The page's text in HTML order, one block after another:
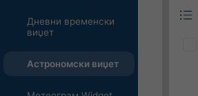
Дневни временски
виџет
Астрономски виџет